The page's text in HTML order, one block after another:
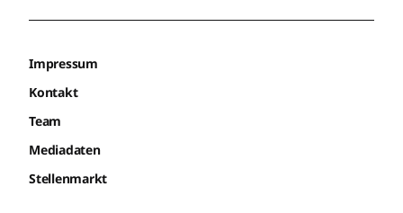
Impressum
Kontakt
Team
Mediadaten
Stellenmarkt